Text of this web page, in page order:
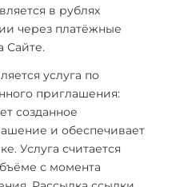
в рублях
через платёжные
Сайте.
услуга по
приглашения:
созданное
и обеспечивает
Услуга считается
с момента